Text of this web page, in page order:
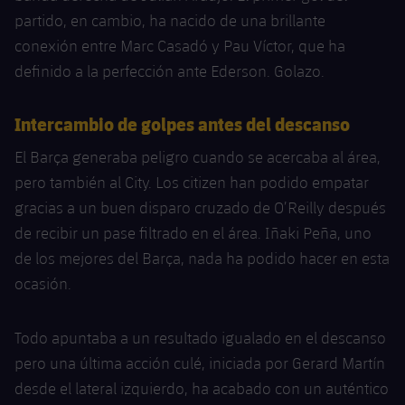
partido, en cambio, ha nacido de una brillante
conexión entre Marc Casadó y Pau Víctor, que ha
definido a la perfección ante Ederson. Golazo.
Intercambio de golpes antes del descanso
El Barça generaba peligro cuando se acercaba al área,
pero también al City. Los citizen han podido empatar
gracias a un buen disparo cruzado de O’Reilly después
de recibir un pase filtrado en el área. Iñaki Peña, uno
de los mejores del Barça, nada ha podido hacer en esta
ocasión.
Todo apuntaba a un resultado igualado en el descanso
pero una última acción culé, iniciada por Gerard Martín
desde el lateral izquierdo, ha acabado con un auténtico